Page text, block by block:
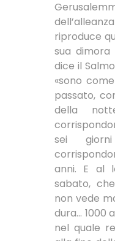
riproduce
sua dimora
dice il
«sono
passato,
della
sei
anni. E al
sabato,
non vede
dura… 1000
nel quale